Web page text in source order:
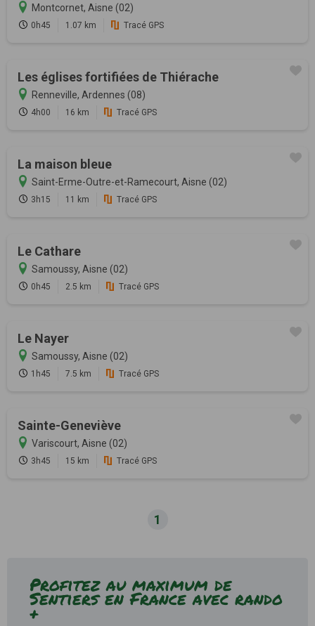
Montcornet, Aisne (02)
0h45 1.07 km Tracé GPS
Les églises fortifiées de Thiérache
Renneville, Ardennes (08)
4h00 16 km Tracé GPS
La maison bleue
Saint-Erme-Outre-et-Ramecourt, Aisne (02)
3h15 11 km Tracé GPS
Le Cathare
Samoussy, Aisne (02)
0h45 2.5 km Tracé GPS
Le Nayer
Samoussy, Aisne (02)
1h45 7.5 km Tracé GPS
Sainte-Geneviève
Variscourt, Aisne (02)
3h45 15 km Tracé GPS
1
Profitez au maximum de
Sentiers en France avec rando
+